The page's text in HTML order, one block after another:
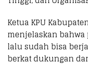
Ketua KPU
menjelaskan
lalu sudah bisa
berkat dukungan